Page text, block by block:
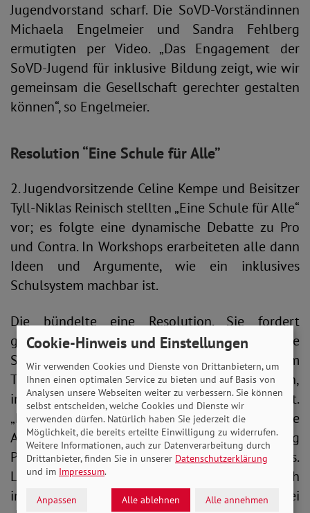
Jugendvorstand scharf. Die SoVD-Vorständinnen
Michaela Engelmeier und Sandra Fehlberg
ermutigten per Video. „Das Engagement der
SoVD-Jugend für inklusive Bildung zeigt, wie wir
gemeinsam die Gesellschaft gerechter gestalten
können“, so Engelmeier.
Resolution “Eine Schule für Alle”
2. Jugendvorsitzende Celine Kempe und Beisitzer
Tyll-Niklas Reinisch stellten „Eine Schule für Alle“
vor; es folgte eine dynamische Debatte zu Pro
und Contra. In Workshops erarbeiteten alle dann
Ideen und Argumente, wie ein inklusives
Schulsystem machbar ist.
Die bündelte eine Resolution. Sie fordert
gemeinsame Beschulung, wo immer sinnvoll. Alle
Schüler*innen sollen individuell lernen: in ihrem
Tempo, nach ihren Stärken und Schwerpunkten,
in Gruppen bis 14 Personen und gut betreut.
„Eine Schule für Alle“ stellt dafür barrierefreie
Ausstattung und Strukturen bereit und genug
Personal; fachliches sowie didaktisches.
Lehrkräfte brauchen Unterstützung. Details, auch
in Leichter Sprache, stehen auf www.sovd.de bei
Cookie-Hinweis und Einstellungen
Wir verwenden Cookies und Dienste von Drittanbietern, um
Ihnen einen optimalen Service zu bieten und auf Basis von
Analysen unsere Webseiten weiter zu verbessern. Sie können
selbst entscheiden, welche Cookies und Dienste wir
verwenden dürfen. Natürlich haben Sie jederzeit die
Möglichkeit, die bereits erteilte Einwilligung zu widerrufen.
Weitere Informationen, auch zur Datenverarbeitung durch
Drittanbieter, finden Sie in unserer Datenschutzerklärung
und im Impressum.
Anpassen Alle ablehnen Alle annehmen